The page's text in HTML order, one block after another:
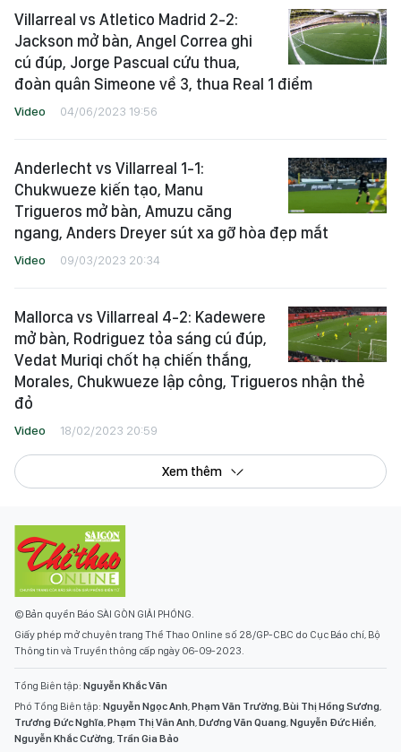
Villarreal vs Atletico Madrid 2-2:
Jackson mở bàn, Angel Correa ghi
cú đúp, Jorge Pascual cứu thua,
đoàn quân Simeone về 3, thua Real 1 điểm
Video 04/06/2023 19:56
Anderlecht vs Villarreal 1-1:
Chukwueze kiến tạo, Manu
Trigueros mở bàn, Amuzu căng
ngang, Anders Dreyer sút xa gỡ hòa đẹp mắt
Video 09/03/2023 20:34
Mallorca vs Villarreal 4-2: Kadewere
mở bàn, Rodriguez tỏa sáng cú đúp,
Vedat Muriqi chốt hạ chiến thắng,
Morales, Chukwueze lập công, Trigueros nhận thẻ
đỏ
Video 18/02/2023 20:59
Xem thêm
© Bản quyền Báo SÀI GÒN GIẢI PHÓNG.
Giấy phép mở chuyên trang Thể Thao Online số 28/GP-CBC do Cục Báo chí, Bộ
Thông tin và Truyền thông cấp ngày 06-09-2023.
Tổng Biên tập: Nguyễn Khắc Văn
Phó Tổng Biên tập: Nguyễn Ngọc Anh,Phạm Văn Trường,Bùi Thị Hồng Sương,
Trương Đức Nghĩa,Phạm Thị Vân Anh,Dương Văn Quang,Nguyễn Đức Hiển,
Nguyễn Khắc Cường, Trần Gia Bảo